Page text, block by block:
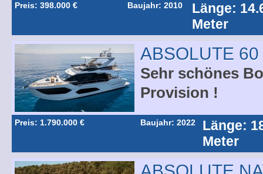
Preis: 398.000 € Baujahr: 2010
Länge:
Meter
ABSOLUTE 60
Sehr schönes
Provision !
Preis: 1.790.000 € Baujahr: 2022
Länge:
Meter